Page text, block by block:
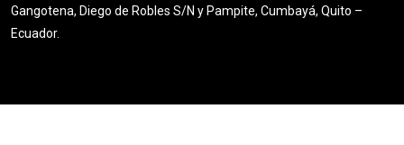
Gangotena, Diego de Robles S/N y Pampite, Cumbayá, Quito –
Ecuador.